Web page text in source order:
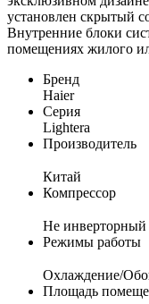
установлен скрытый
Внутренние блоки
помещениях жилого
Бренд
Haier
Серия
Lightera
Производитель
Китай
Компрессор
Не инверторный
Режимы работы
Охлаждение/
Площадь